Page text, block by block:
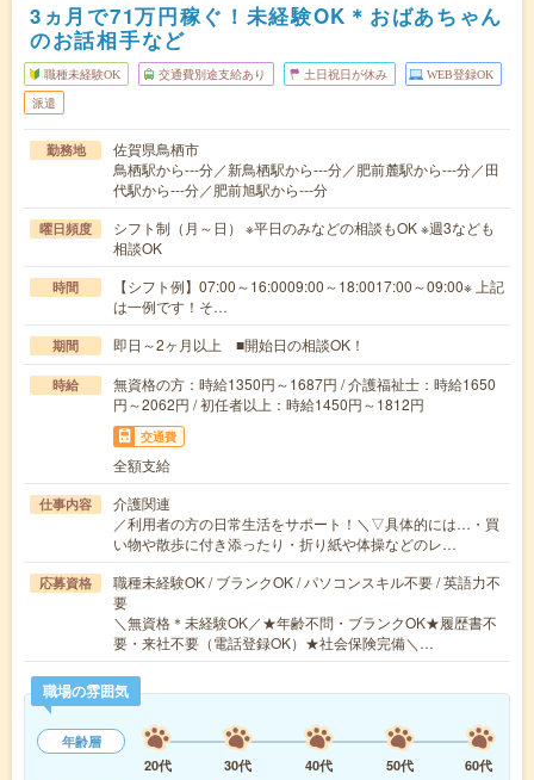
3ヵ月で71万円稼ぐ！未経験OK＊おばあちゃん
のお話相手など
職種未経験OK 交通費別途支給あり 土日祝日が休み WEB登録OK
派遣
勤務地
佐賀県鳥栖市
鳥栖駅から---分／新鳥栖駅から---分／肥前麓駅から---分／田
代駅から---分／肥前旭駅から---分
曜日頻度
シフト制（月～日） ※平日のみなどの相談もOK ※週3なども
相談OK
時間
【シフト例】07:00～16:0009:00～18:0017:00～09:00※ 上記
は一例です！そ…
期間 即日～2ヶ月以上 ■開始日の相談OK！
時給
無資格の方：時給1350円～1687円 / 介護福祉士：時給1650
円～2062円 / 初任者以上：時給1450円～1812円
交通費
全額支給
仕事内容
介護関連
／利用者の方の日常生活をサポート！＼▽具体的には…・買
い物や散歩に付き添ったり・折り紙や体操などのレ…
応募資格
職種未経験OK / ブランクOK / パソコンスキル不要 / 英語力不
要
＼無資格＊未経験OK／★年齢不問・ブランクOK★履歴書不
要・来社不要（電話登録OK）★社会保険完備＼…
職場の雰囲気
年齢層
20代
30代 40代 50代
60代